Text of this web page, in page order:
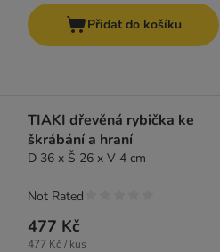
Přidat do košíku
TIAKI dřevěná rybička ke
škrábání a hraní
D 36 x Š 26 x V 4 cm
477 Kč
477 Kč / kus
Not Rated